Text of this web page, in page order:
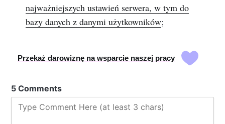
najważniejszych ustawień serwera, w tym do
bazy danych z danymi użytkowników;
Przekaż darowiznę na wsparcie naszej pracy
5 Comments
Type Comment Here (at least 3 chars)